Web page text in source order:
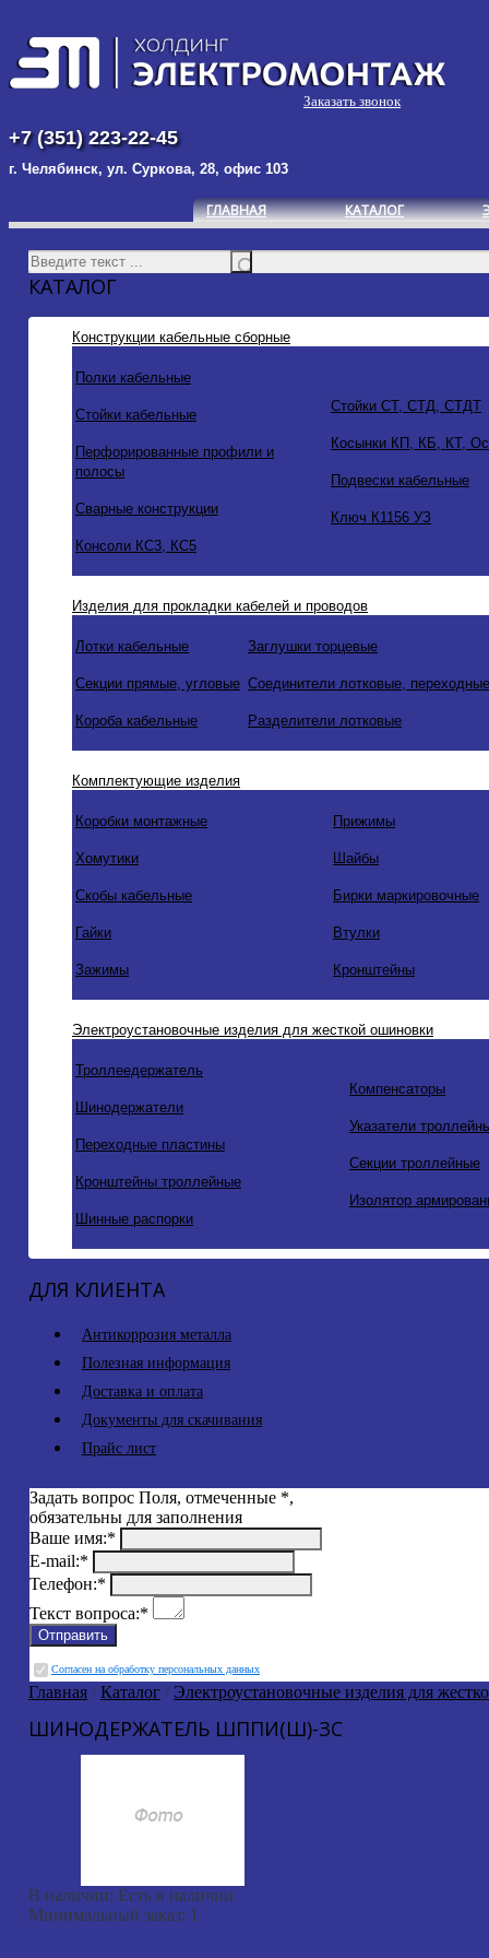
+7 (351) 223-22-45
г. Челябинск, ул. Суркова, 28, офис 103
Заказать звонок
ГЛАВНАЯ КАТАЛОГ
КАТАЛОГ
Конструкции кабельные сборные
Полки кабельные
Стойки кабельные
Перфорированные профили и
полосы
Сварные конструкции
Консоли КС3, КС5
Стойки СТ, СТД, СТДТ
Косынки КП, КБ, КТ,
Подвески кабельные
Ключ К1156 УЗ
Изделия для прокладки кабелей и проводов
Лотки кабельные
Секции прямые, угловые
Короба кабельные
Заглушки торцевые
Соединители лотковые,
Разделители лотковые
Комплектующие изделия
Коробки монтажные
Хомутики
Скобы кабельные
Гайки
Зажимы
Прижимы
Шайбы
Бирки маркировочные
Втулки
Кронштейны
Электроустановочные изделия для жесткой ошиновки
Троллеедержатель
Шинодержатели
Переходные пластины
Кронштейны троллейные
Шинные распорки
Компенсаторы
Указатели
Секции троллейные
Изолятор
ДЛЯ КЛИЕНТА
Антикоррозия металла
Полезная информация
Доставка и оплата
Документы для скачивания
Прайс лист
Задать вопрос Поля, отмеченные *,
обязательны для заполнения
Ваше имя:*
E-mail:*
Телефон:*
Текст вопроса:*
Cогласен на обработку персональных данных
Главная /Каталог / Электроустановочные изделия для
ШИНОДЕРЖАТЕЛЬ ШППИ(Ш)-ЗС
В наличии: Есть в наличии
Минимальный заказ: 1